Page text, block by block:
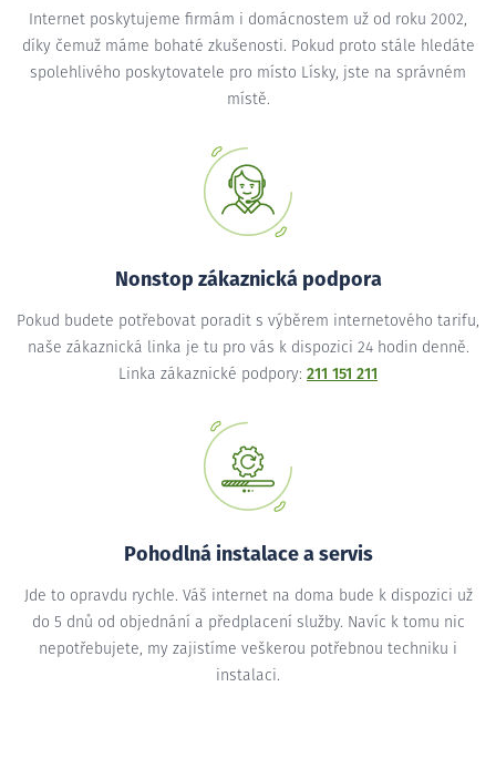
Internet poskytujeme firmám i domácnostem už od roku 2002,
díky čemuž máme bohaté zkušenosti. Pokud proto stále hledáte
spolehlivého poskytovatele pro místo Lísky, jste na správném
místě.
Nonstop zákaznická podpora
Pokud budete potřebovat poradit s výběrem internetového tarifu,
naše zákaznická linka je tu pro vás k dispozici 24 hodin denně.
Linka zákaznické podpory: 211 151 211
Pohodlná instalace a servis
Jde to opravdu rychle. Váš internet na doma bude k dispozici už
do 5 dnů od objednání a předplacení služby. Navíc k tomu nic
nepotřebujete, my zajistíme veškerou potřebnou techniku i
instalaci.